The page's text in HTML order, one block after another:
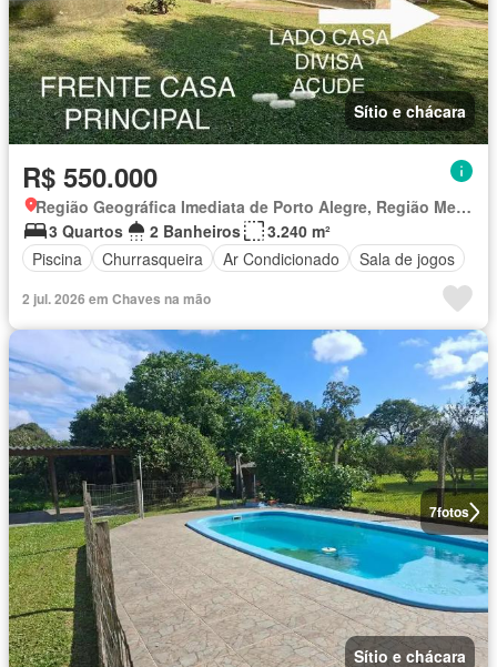
Sítio e chácara
R$ 550.000
Região Geográfica Imediata de Porto Alegre, Região Metropolitana de Porto Alegre
3 Quartos
2 Banheiros
3.240 m²
Piscina
Churrasqueira Ar Condicionado Sala de jogos
2 jul. 2026 em Chaves na mão
7fotos
Sítio e chácara